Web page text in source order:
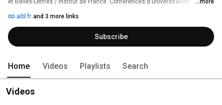
et Belles-Lettres / Institut de France. Conférences d'universitaires,
#épigraphie, histoire de l'art, histoire des religions pour les périodes de
l'histoire des langues et civilisations allant de la #préhistoire à l'époque
moderne, en passant par l' #antiquité et le Moyen Age.
...more
aibl.fr and 3 more links
Subscribe
Home Videos Playlists Search
Videos